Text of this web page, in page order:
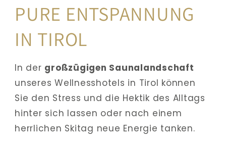
PURE ENTSPANNUNG
IN TIROL
In der großzügigen Saunalandschaft
unseres Wellnesshotels in Tirol können
Sie den Stress und die Hektik des Alltags
hinter sich lassen oder nach einem
herrlichen Skitag neue Energie tanken.